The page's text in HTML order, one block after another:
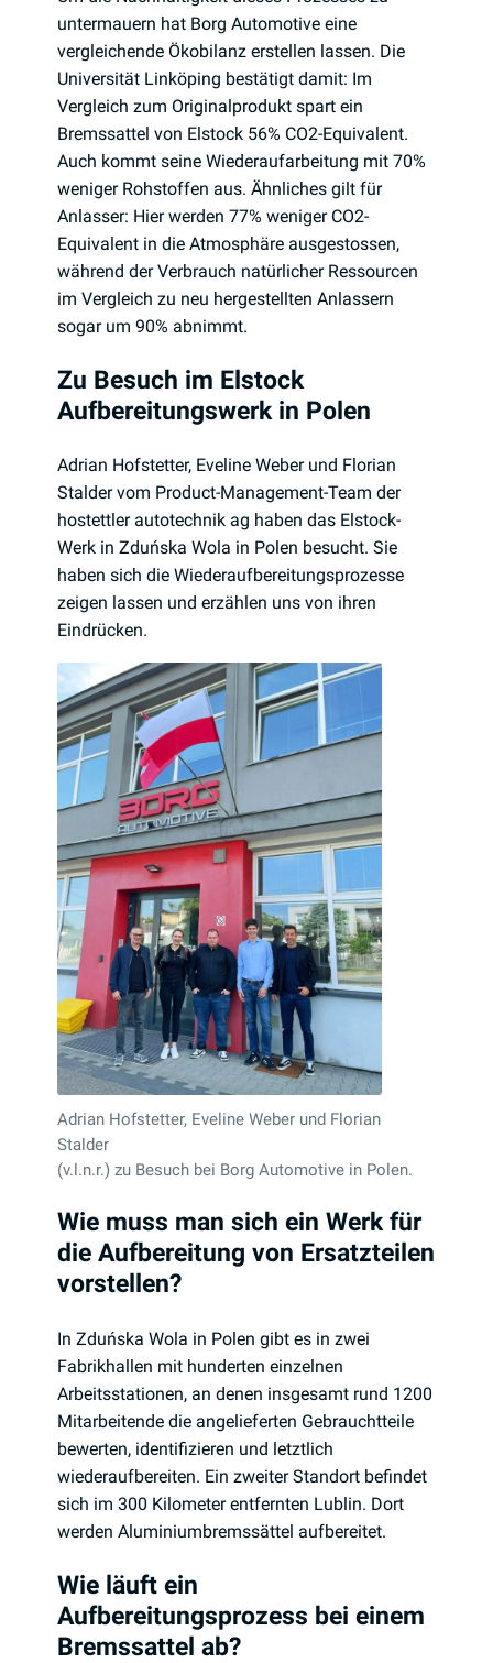
untermauern hat Borg Automotive eine
vergleichende Ökobilanz erstellen lassen. Die
Universität Linköping bestätigt damit: Im
Vergleich zum Originalprodukt spart ein
Bremssattel von Elstock 56% CO2-Equivalent.
Auch kommt seine Wiederaufarbeitung mit 70%
weniger Rohstoffen aus. Ähnliches gilt für
Anlasser: Hier werden 77% weniger CO2-
Equivalent in die Atmosphäre ausgestossen,
während der Verbrauch natürlicher Ressourcen
im Vergleich zu neu hergestellten Anlassern
sogar um 90% abnimmt.
Zu Besuch im Elstock
Aufbereitungswerk in Polen
Adrian Hofstetter, Eveline Weber und Florian
Stalder vom Product-Management-Team der
hostettler autotechnik ag haben das Elstock-
Werk in Zduńska Wola in Polen besucht. Sie
haben sich die Wiederaufbereitungsprozesse
zeigen lassen und erzählen uns von ihren
Eindrücken.
Adrian Hofstetter, Eveline Weber und Florian
Stalder
(v.l.n.r.) zu Besuch bei Borg Automotive in Polen.
Wie muss man sich ein Werk für
die Aufbereitung von Ersatzteilen
vorstellen?
In Zduńska Wola in Polen gibt es in zwei
Fabrikhallen mit hunderten einzelnen
Arbeitsstationen, an denen insgesamt rund 1200
Mitarbeitende die angelieferten Gebrauchtteile
bewerten, identifizieren und letztlich
wiederaufbereiten. Ein zweiter Standort befindet
sich im 300 Kilometer entfernten Lublin. Dort
werden Aluminiumbremssättel aufbereitet.
Wie läuft ein
Aufbereitungsprozess bei einem
Bremssattel ab?